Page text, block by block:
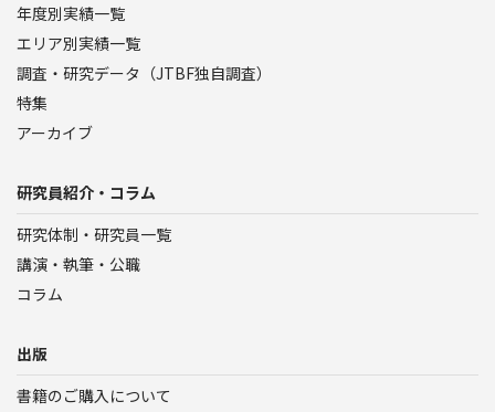
年度別実績一覧
エリア別実績一覧
調査・研究データ（JTBF独自調査）
特集
アーカイブ
研究員紹介・コラム
研究体制・研究員一覧
講演・執筆・公職
コラム
出版
書籍のご購入について